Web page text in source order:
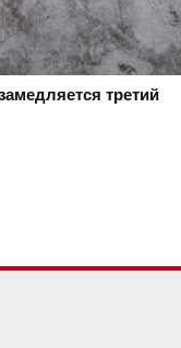
третий